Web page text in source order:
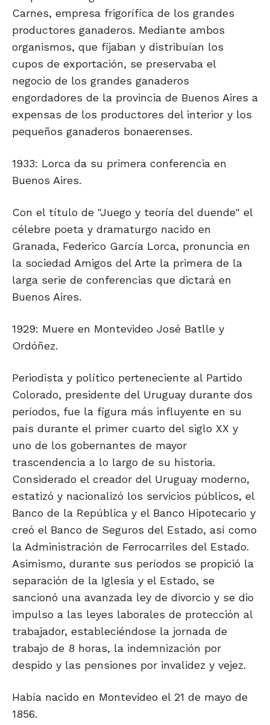
Carnes, empresa frigorífica de los grandes
productores ganaderos. Mediante ambos
organismos, que fijaban y distribuían los
cupos de exportación, se preservaba el
negocio de los grandes ganaderos
engordadores de la provincia de Buenos Aires a
expensas de los productores del interior y los
pequeños ganaderos bonaerenses.
1933: Lorca da su primera conferencia en
Buenos Aires.
Con el título de "Juego y teoría del duende" el
célebre poeta y dramaturgo nacido en
Granada, Federico García Lorca, pronuncia en
la sociedad Amigos del Arte la primera de la
larga serie de conferencias que dictará en
Buenos Aires.
1929: Muere en Montevideo José Batlle y
Ordóñez.
Periodista y político perteneciente al Partido
Colorado, presidente del Uruguay durante dos
períodos, fue la figura más influyente en su
país durante el primer cuarto del siglo XX y
uno de los gobernantes de mayor
trascendencia a lo largo de su historia.
Considerado el creador del Uruguay moderno,
estatizó y nacionalizó los servicios públicos, el
Banco de la República y el Banco Hipotecario y
creó el Banco de Seguros del Estado, así como
la Administración de Ferrocarriles del Estado.
Asimismo, durante sus períodos se propició la
separación de la Iglesia y el Estado, se
sancionó una avanzada ley de divorcio y se dio
impulso a las leyes laborales de protección al
trabajador, estableciéndose la jornada de
trabajo de 8 horas, la indemnización por
despido y las pensiones por invalidez y vejez.
Había nacido en Montevideo el 21 de mayo de
1856.